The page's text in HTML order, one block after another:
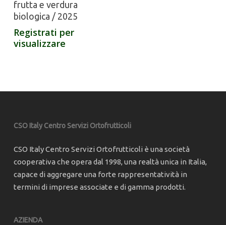
frutta e verdura
biologica / 2025
Registrati per
visualizzare
CSO Italy Centro Servizi Ortofrutticoli
CSO Italy Centro Servizi Ortofrutticoli è una società
cooperativa che opera dal 1998, una realtà unica in Italia,
capace di aggregare una forte rappresentatività in
termini di imprese associate e di gamma prodotti.
AZIENDA